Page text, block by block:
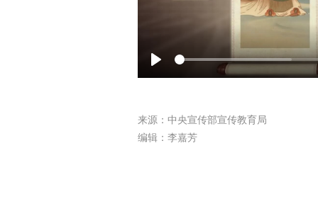
Play
来源：中央宣传部宣传教育局
编辑：李嘉芳